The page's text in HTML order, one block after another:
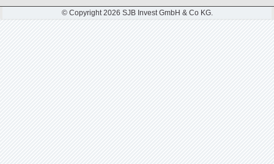
© Copyright 2026 SJB Invest GmbH & Co KG.